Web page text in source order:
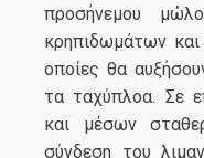
προσήνεμου
κρηπιδωμάτων
οποίες θα
τα ταχύπλοα. Σε
και μέσων
σύνδεση του